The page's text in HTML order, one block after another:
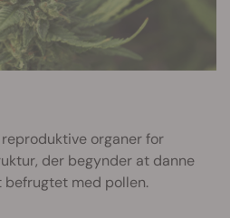
organer for
der begynder at danne
med pollen.